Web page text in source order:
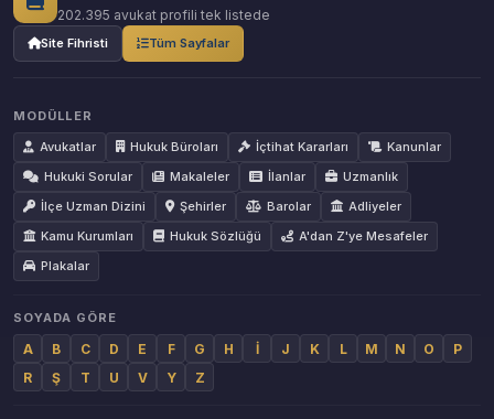
202.395 avukat profili tek listede
Site Fihristi Tüm Sayfalar
MODÜLLER
Avukatlar
Hukuk Büroları İçtihat Kararları
Kanunlar
Hukuki Sorular
Makaleler İlanlar
Uzmanlık
İlçe Uzman Dizini
Şehirler Barolar
Adliyeler
Kamu Kurumları
Hukuk Sözlüğü
A'dan Z'ye Mesafeler
Plakalar
SOYADA GÖRE
A B C D E F G H İ J K L M N O
P
R
Ş T U V Y Z